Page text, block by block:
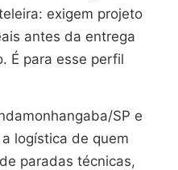
exigem projeto
antes da entrega
É para esse perfil
SP e
logística de quem
paradas técnicas,